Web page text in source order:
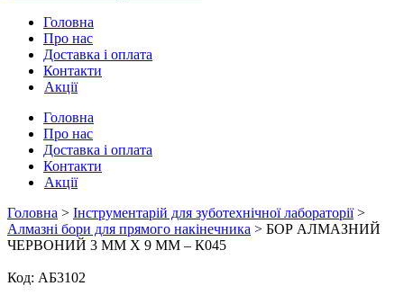
Головна
Про нас
Доставка і оплата
Контакти
Акції
Головна
Про нас
Доставка і оплата
Контакти
Акції
Головна > Інструментарій для зуботехнічної лабораторії>
Алмазні бори для прямого накінечника > БОР АЛМАЗНИЙ
ЧЕРВОНИЙ 3 ММ Х 9 ММ – К045
Код: АБ3102